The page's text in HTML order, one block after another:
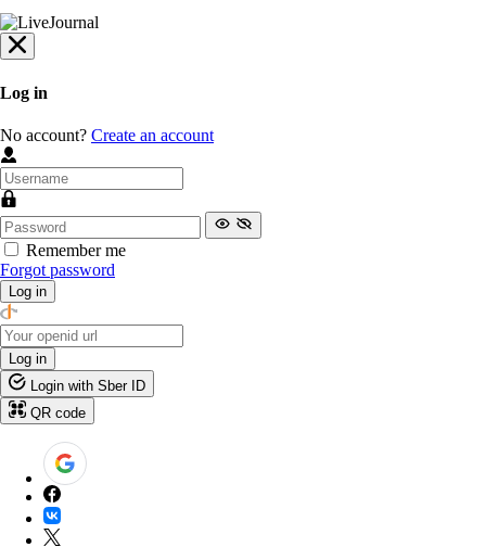
Log in
No account? Create an account
Remember me
Forgot password
Log in
Log in
Login with Sber ID
QR code